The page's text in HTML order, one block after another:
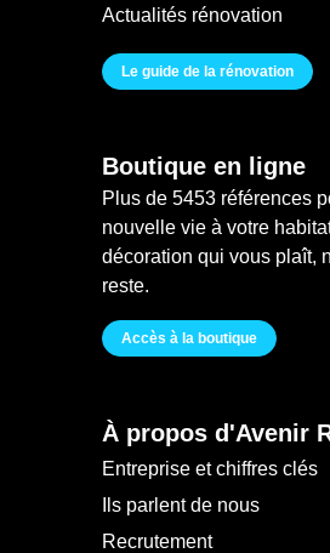
Actualités rénovation
Le guide de la rénovation
Boutique en ligne
Plus de 5453 références
nouvelle vie à votre
décoration qui vous plaît,
reste.
Accès à la boutique
À propos d'Avenir
Entreprise et chiffres clés
Ils parlent de nous
Recrutement